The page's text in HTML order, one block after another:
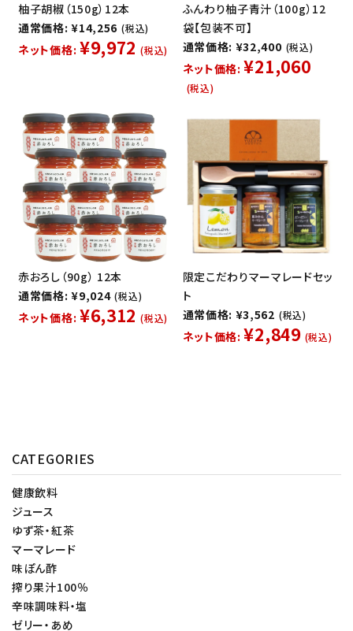
柚子胡椒（150g）12本
通常価格: ¥14,256 (税込)
ネット価格: ¥9,972 (税込)
ふんわり柚子青汁（100g）12
袋【包装不可】
通常価格: ¥32,400 (税込)
ネット価格: ¥21,060
(税込)
赤おろし（90g） 12本
通常価格: ¥9,024 (税込)
ネット価格: ¥6,312 (税込)
限定こだわりマーマレードセッ
ト
通常価格: ¥3,562 (税込)
ネット価格: ¥2,849 (税込)
CATEGORIES
健康飲料
ジュース
ゆず茶・紅茶
マーマレード
味ぽん酢
搾り果汁100％
辛味調味料・塩
ゼリー・あめ